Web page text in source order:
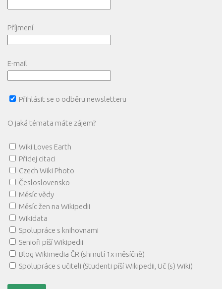
Příjmení
E-mail
Přihlásit se o odběru newsletteru
O jaká témata máte zájem?
Wiki Loves Earth
Přidej citaci
Czech Wiki Photo
Česloslovensko
Měsíc vědy
Měsíc žen na Wikipedii
Wikidata
Spolupráce s knihovnami
Senioři píší Wikipedii
Blog Wikimedia ČR (shrnutí 1x měsíčně)
Spolupráce s učiteli (Studenti píší Wikipedii, Uč (s) Wiki)